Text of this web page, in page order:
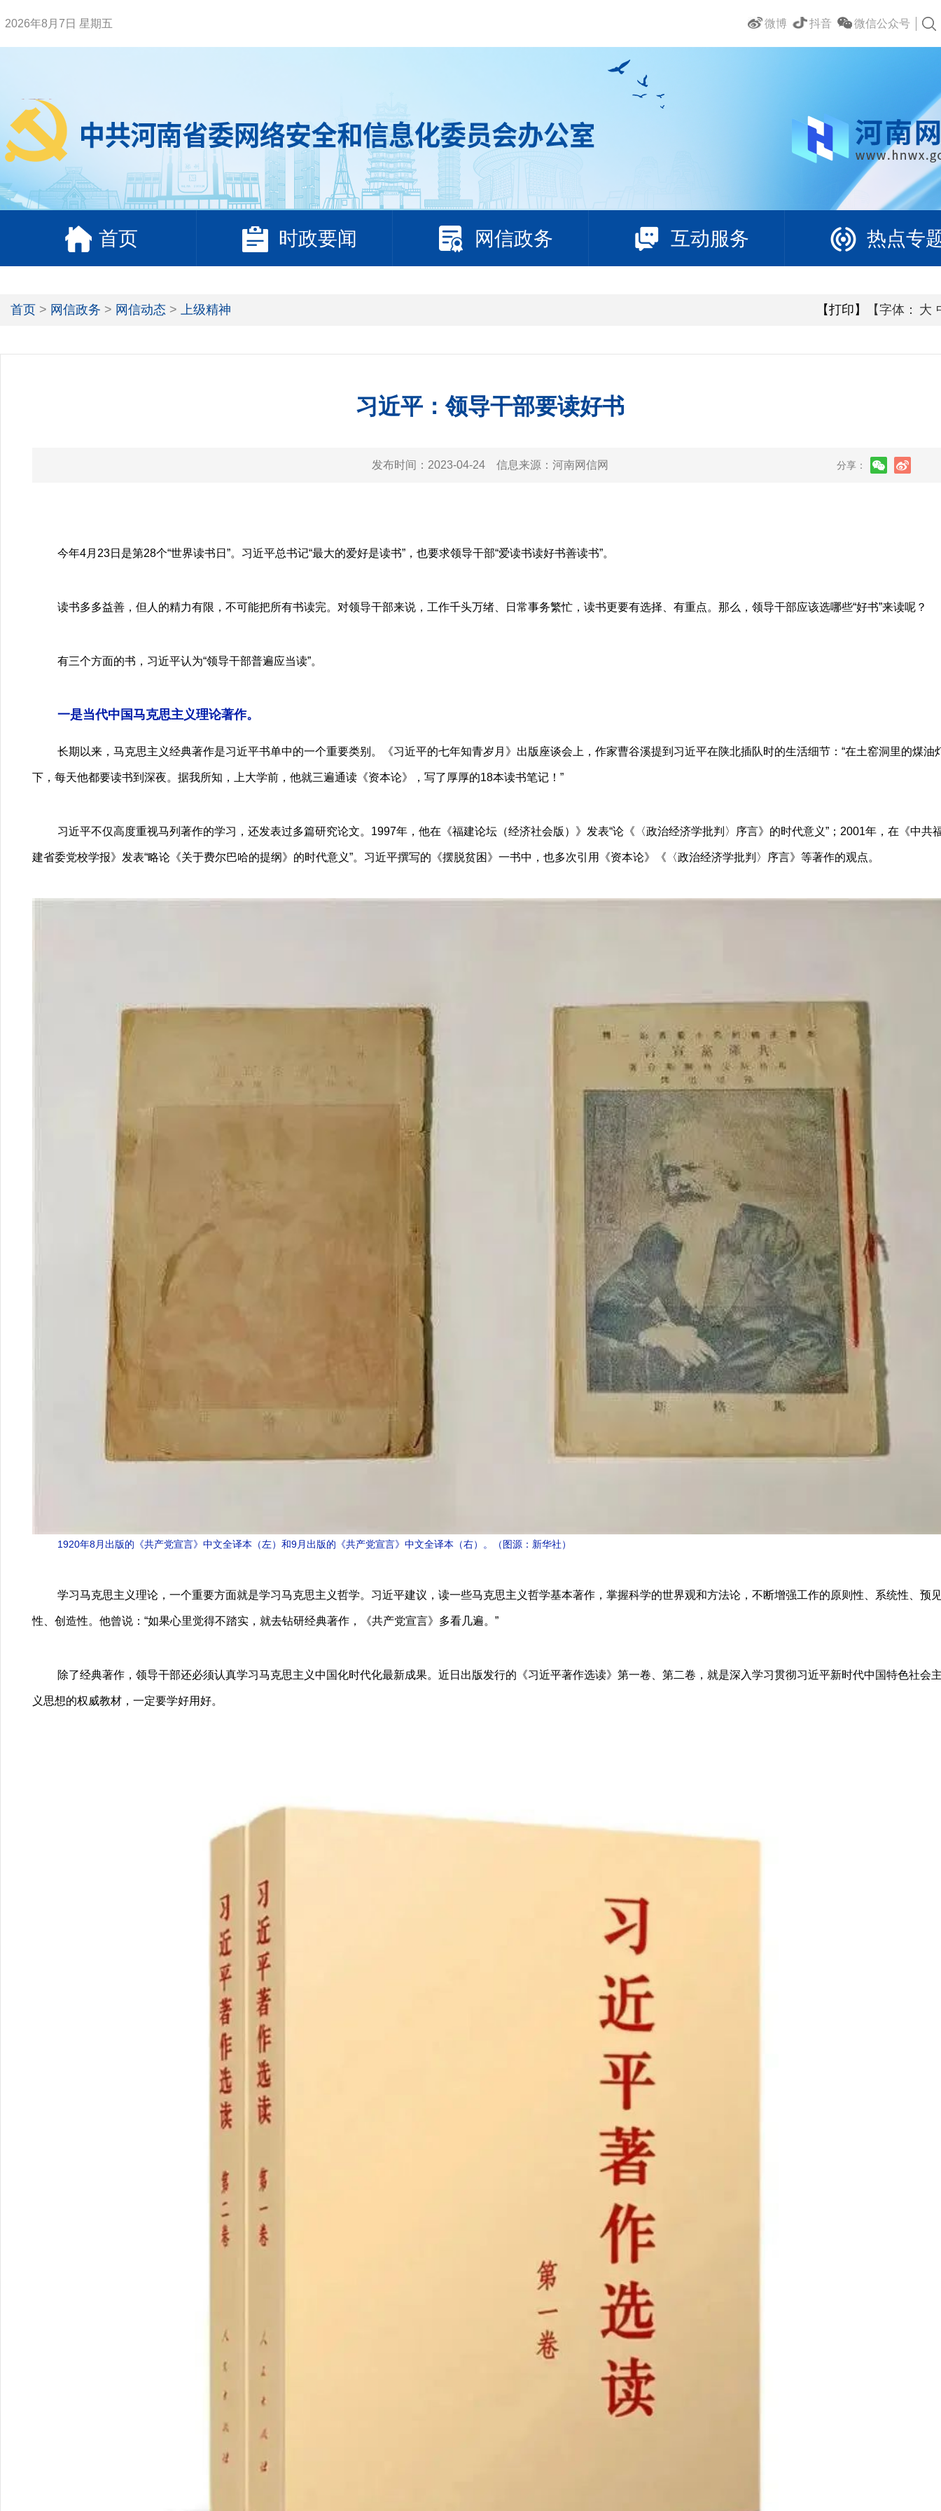
2026年8月7日 星期五 微信公众号
抖音
微博
首页 时政要闻 网信政务 互动服务 热点专
首页 > 网信政务 > 网信动态 > 上级精神 【打印】 【字体： 大
习近平：领导干部要读好书
发布时间： 2023-04-24 信息来源： 河南网信网 分享：
今年4月23日是第28个“世界读书日”。习近平总书记“最大的爱好是读书”，也要求领导干部“爱读书读好书善读书”。
读书多多益善，但人的精力有限，不可能把所有书读完。对领导干部来说，工作千头万绪、日常事务繁忙，读书更要有选择、有重点。那么，领导干部应该选哪些“好书”来读呢？
有三个方面的书，习近平认为“领导干部普遍应当读”。
一是当代中国马克思主义理论著作。
长期以来，马克思主义经典著作是习近平书单中的一个重要类别。《习近平的七年知青岁月》出版座谈会上，作家曹谷溪提到习近平在陕北插队时的生活细节：“在土窑洞里的煤油
下，每天他都要读书到深夜。据我所知，上大学前，他就三遍通读《资本论》，写了厚厚的18本读书笔记！”
习近平不仅高度重视马列著作的学习，还发表过多篇研究论文。1997年，他在《福建论坛（经济社会版）》发表“论《〈政治经济学批判〉序言》的时代意义”；2001年，在《中共
建省委党校学报》发表“略论《关于费尔巴哈的提纲》的时代意义”。习近平撰写的《摆脱贫困》一书中，也多次引用《资本论》《〈政治经济学批判〉序言》等著作的观点。
1920年8月出版的《共产党宣言》中文全译本（左）和9月出版的《共产党宣言》中文全译本（右）。（图源：新华社）
学习马克思主义理论，一个重要方面就是学习马克思主义哲学。习近平建议，读一些马克思主义哲学基本著作，掌握科学的世界观和方法论，不断增强工作的原则性、系统性、预
性、创造性。他曾说：“如果心里觉得不踏实，就去钻研经典著作，《共产党宣言》多看几遍。”
除了经典著作，领导干部还必须认真学习马克思主义中国化时代化最新成果。近日出版发行的《习近平著作选读》第一卷、第二卷，就是深入学习贯彻习近平新时代中国特色社会
义思想的权威教材，一定要学好用好。